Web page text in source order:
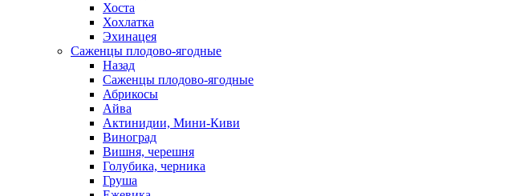
Хоста
Хохлатка
Эхинацея
Саженцы плодово-ягодные
Назад
Саженцы плодово-ягодные
Абрикосы
Айва
Актинидии, Мини-Киви
Виноград
Вишня, черешня
Голубика, черника
Груша